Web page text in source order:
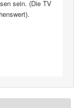
sein. (Die TV